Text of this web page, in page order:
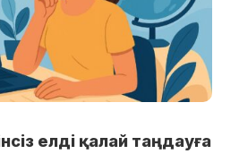
елді қалай таңдауға